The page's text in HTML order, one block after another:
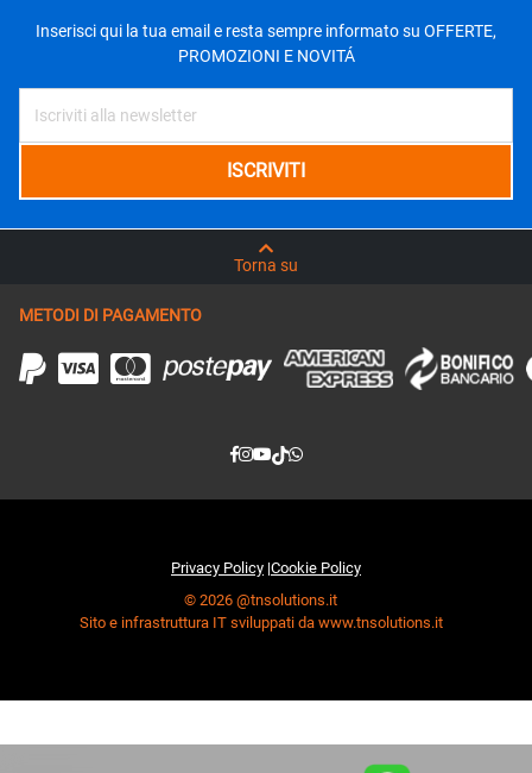
Inserisci qui la tua email e resta sempre informato su OFFERTE,
PROMOZIONI E NOVITÁ
Torna su
METODI DI PAGAMENTO
Privacy Policy |Cookie Policy
© 2026 @tnsolutions.it
Sito e infrastruttura IT sviluppati da www.tnsolutions.it